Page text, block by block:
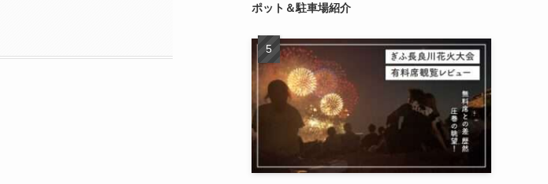
ポット＆駐車場紹介